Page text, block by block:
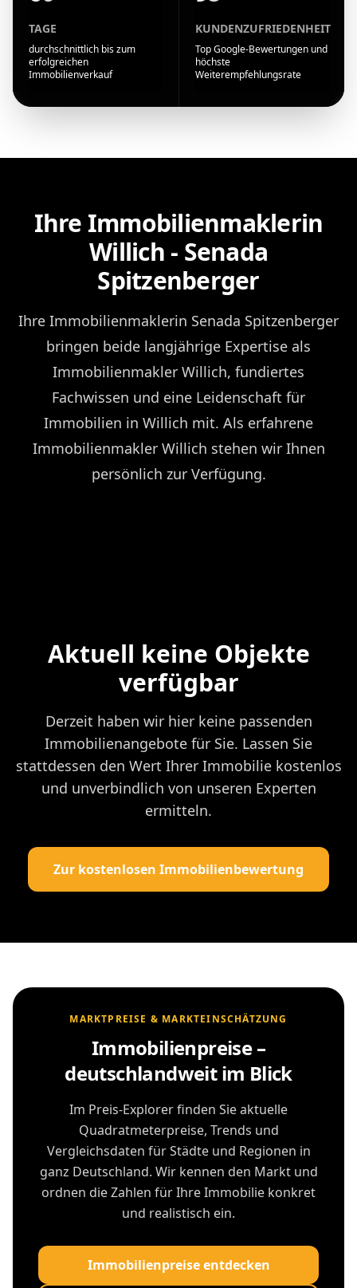
TAGE
durchschnittlich bis zum
erfolgreichen
Immobilienverkauf
KUNDENZUFRIEDENHEIT
Top Google-Bewertungen und
höchste
Weiterempfehlungsrate
Ihre Immobilienmaklerin
Willich - Senada
Spitzenberger
Ihre Immobilienmaklerin Senada Spitzenberger
bringen beide langjährige Expertise als
Immobilienmakler Willich, fundiertes
Fachwissen und eine Leidenschaft für
Immobilien in Willich mit. Als erfahrene
Immobilienmakler Willich stehen wir Ihnen
persönlich zur Verfügung.
Aktuell keine Objekte
verfügbar
Derzeit haben wir hier keine passenden
Immobilienangebote für Sie. Lassen Sie
stattdessen den Wert Ihrer Immobilie kostenlos
und unverbindlich von unseren Experten
ermitteln.
Zur kostenlosen Immobilienbewertung
MARKTPREISE & MARKTEINSCHÄTZUNG
Immobilienpreise –
deutschlandweit im Blick
Im Preis-Explorer finden Sie aktuelle
Quadratmeterpreise, Trends und
Vergleichsdaten für Städte und Regionen in
ganz Deutschland. Wir kennen den Markt und
ordnen die Zahlen für Ihre Immobilie konkret
und realistisch ein.
Immobilienpreise entdecken